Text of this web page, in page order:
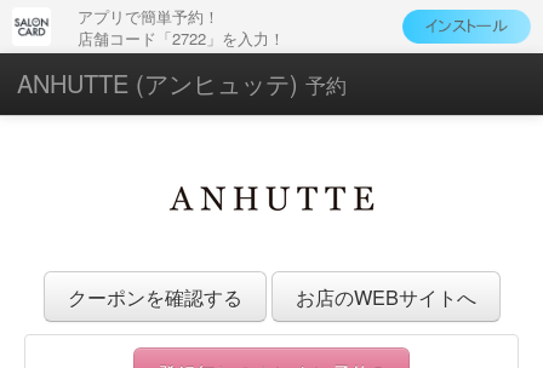
アプリで簡単予約！
店舗コード「2722」を入力！
ANHUTTE (アンヒュッテ) 予約
クーポンを確認する お店のWEBサイトへ